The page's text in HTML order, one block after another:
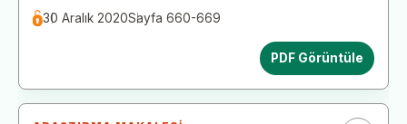
30 Aralık 2020Sayfa 660-669
PDF Görüntüle